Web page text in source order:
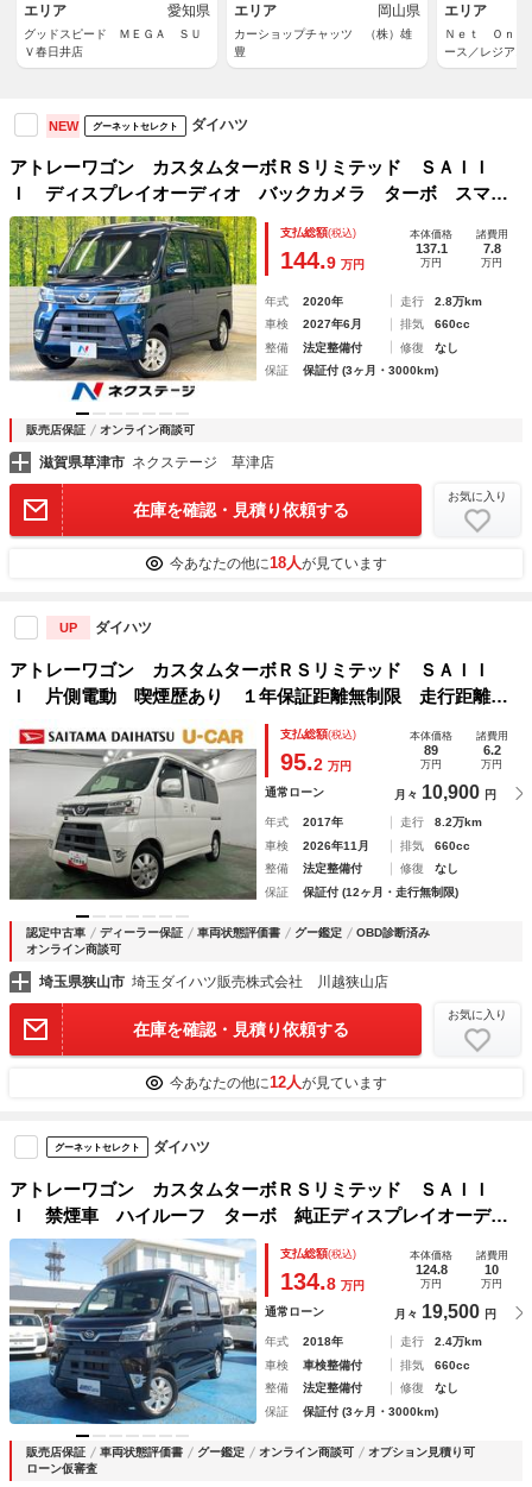
Ｃ車載器
エリア
愛知県
グッドスピード ＭＥＧＡ ＳＵ
Ｖ春日井店
エリア
岡山県
カーショップチャッツ （株）雄
豊
エリア
Ｎｅｔ Ｏｎ
ース／レジア
ートボーイ Ｊ
NEW グーネットセレクト ダイハツ
アトレーワゴン カスタムターボＲＳリミテッド ＳＡＩＩ
Ｉ ディスプレイオーディオ バックカメラ ターボ スマー
トアシスト 電動ドア ＬＥＤヘッド＆フォグ オートハイビ
ーム オートエアコン リモコンキ― 純正１３インチアルミ
支払総額(税込)
144.9 万円
本体価格
137.1
万円
諸費用
7.8
万円
年式 2020年 走行
2.8万km
車検
2027年6月 排気
660cc
整備
法定整備付 修復
なし
保証
保証付 (3ヶ月・3000km)
販売店保証 オンライン商談可
滋賀県草津市 ネクステージ 草津店
在庫を確認・見積り依頼する
お気に入り
今あなたの他に18人が見ています
UP ダイハツ
アトレーワゴン カスタムターボＲＳリミテッド ＳＡＩＩ
Ｉ 片側電動 喫煙歴あり １年保証距離無制限 走行距離８
２１４６キロ 純正カーペットマット 運転席助手席エアバッ
グ ＬＥＤヘッドランプ アイドリングストップ 片側電動ス
ライドドア キーレスエントリー
支払総額(税込)
95.2 万円
本体価格
89
万円
諸費用
6.2
万円
通常ローン 月々 10,900 円
年式 2017年 走行
8.2万km
車検
2026年11月 排気
660cc
整備
法定整備付 修復
なし
保証
保証付 (12ヶ月・走行無制限)
認定中古車 ディーラー保証 車両状態評価書 グー鑑定
OBD診断済み
オンライン商談可
埼玉県狭山市 埼玉ダイハツ販売株式会社 川越狭山店
在庫を確認・見積り依頼する
お気に入り
今あなたの他に12人が見ています
グーネットセレクト ダイハツ
アトレーワゴン カスタムターボＲＳリミテッド ＳＡＩＩ
Ｉ 禁煙車 ハイルーフ ターボ 純正ディスプレイオーディ
オ ＣＤ／ＤＶＤ再生 Ｂｌｕｅｔｏｏｔｈ接続 ＵＳＢ バ
ックカメラ キーレス パワースライドドア ブレーキアシス
ト レーンアシスト 純正１３ＡＷ
支払総額(税込)
134.8 万円
本体価格
124.8
万円
諸費用
10
万円
通常ローン 月々 19,500 円
年式 2018年 走行
2.4万km
車検
車検整備付 排気
660cc
整備
法定整備付 修復
なし
保証
保証付 (3ヶ月・3000km)
販売店保証 車両状態評価書 グー鑑定 オンライン商談可
オプション見積り可
ローン仮審査